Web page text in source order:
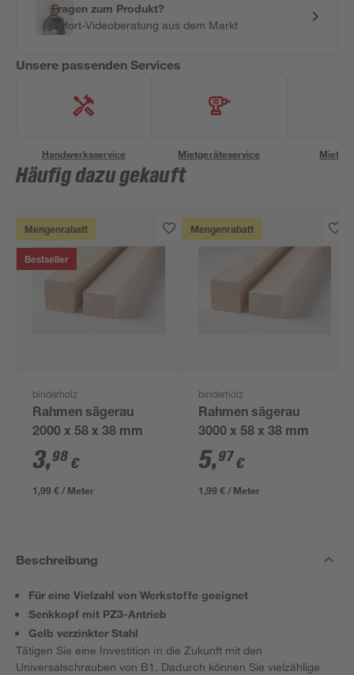
Fragen zum Produkt?
Sofort-Videoberatung aus dem Markt
Unsere passenden Services
Handwerksservice Mietgeräteservice
Häufig dazu gekauft
Mengenrabatt
Bestseller
binderholz
Rahmen sägerau
2000 x 58 x 38 mm
3,98 €
1,99 € / Meter
Mengenrabatt
binderholz
Rahmen sägerau
3000 x 58 x 38 mm
5,97€
1,99 € / Meter
Beschreibung
Für eine Vielzahl von Werkstoffe geeignet
Senkkopf mit PZ3-Antrieb
Gelb verzinkter Stahl
Tätigen Sie eine Investition in die Zukunft mit den
Universalschrauben von B1. Dadurch können Sie vielzählige